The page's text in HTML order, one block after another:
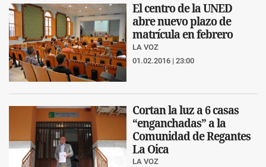
El centro de la UNED
abre nuevo plazo de
matrícula en febrero
LA VOZ
01.02.2016 | 23:00
Cortan la luz a 6 casas
“enganchadas” a la
Comunidad de Regantes
La Oica
LA VOZ